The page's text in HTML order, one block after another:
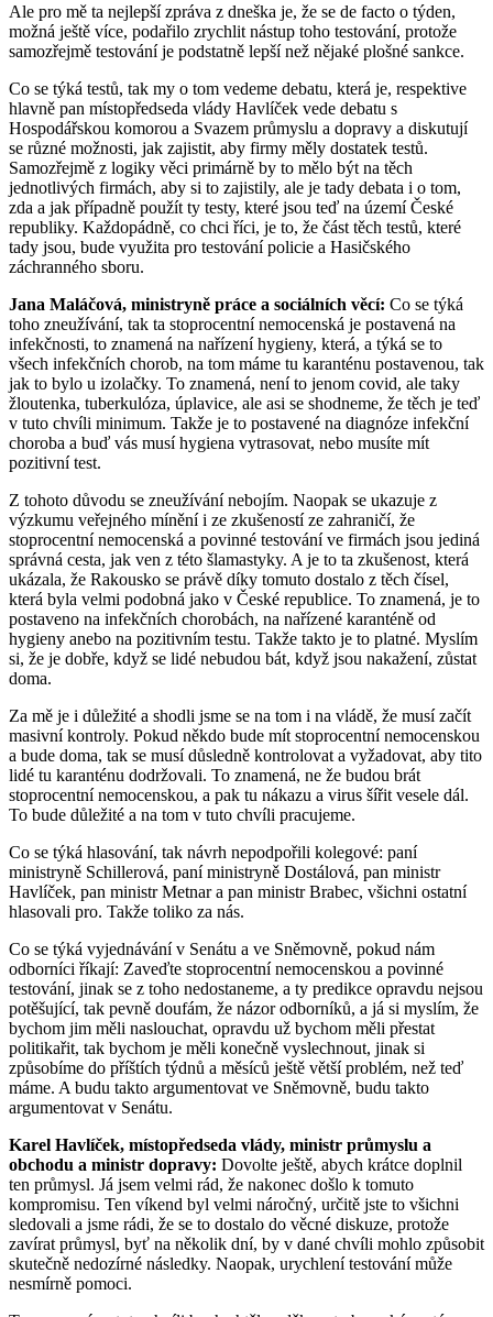
Ale pro mě ta nejlepší zpráva z dneška je, že se de facto o týden,
možná ještě více, podařilo zrychlit nástup toho testování, protože
samozřejmě testování je podstatně lepší než nějaké plošné sankce.
Co se týká testů, tak my o tom vedeme debatu, která je, respektive
hlavně pan místopředseda vlády Havlíček vede debatu s
Hospodářskou komorou a Svazem průmyslu a dopravy a diskutují
se různé možnosti, jak zajistit, aby firmy měly dostatek testů.
Samozřejmě z logiky věci primárně by to mělo být na těch
jednotlivých firmách, aby si to zajistily, ale je tady debata i o tom,
zda a jak případně použít ty testy, které jsou teď na území České
republiky. Každopádně, co chci říci, je to, že část těch testů, které
tady jsou, bude využita pro testování policie a Hasičského
záchranného sboru.
Jana Maláčová, ministryně práce a sociálních věcí: Co se týká
toho zneužívání, tak ta stoprocentní nemocenská je postavená na
infekčnosti, to znamená na nařízení hygieny, která, a týká se to
všech infekčních chorob, na tom máme tu karanténu postavenou, tak
jak to bylo u izolačky. To znamená, není to jenom covid, ale taky
žloutenka, tuberkulóza, úplavice, ale asi se shodneme, že těch je teď
v tuto chvíli minimum. Takže je to postavené na diagnóze infekční
choroba a buď vás musí hygiena vytrasovat, nebo musíte mít
pozitivní test.
Z tohoto důvodu se zneužívání nebojím. Naopak se ukazuje z
výzkumu veřejného mínění i ze zkušeností ze zahraničí, že
stoprocentní nemocenská a povinné testování ve firmách jsou jediná
správná cesta, jak ven z této šlamastyky. A je to ta zkušenost, která
ukázala, že Rakousko se právě díky tomuto dostalo z těch čísel,
která byla velmi podobná jako v České republice. To znamená, je to
postaveno na infekčních chorobách, na nařízené karanténě od
hygieny anebo na pozitivním testu. Takže takto je to platné. Myslím
si, že je dobře, když se lidé nebudou bát, když jsou nakažení, zůstat
doma.
Za mě je i důležité a shodli jsme se na tom i na vládě, že musí začít
masivní kontroly. Pokud někdo bude mít stoprocentní nemocenskou
a bude doma, tak se musí důsledně kontrolovat a vyžadovat, aby tito
lidé tu karanténu dodržovali. To znamená, ne že budou brát
stoprocentní nemocenskou, a pak tu nákazu a virus šířit vesele dál.
To bude důležité a na tom v tuto chvíli pracujeme.
Co se týká hlasování, tak návrh nepodpořili kolegové: paní
ministryně Schillerová, paní ministryně Dostálová, pan ministr
Havlíček, pan ministr Metnar a pan ministr Brabec, všichni ostatní
hlasovali pro. Takže toliko za nás.
Co se týká vyjednávání v Senátu a ve Sněmovně, pokud nám
odborníci říkají: Zaveďte stoprocentní nemocenskou a povinné
testování, jinak se z toho nedostaneme, a ty predikce opravdu nejsou
potěšující, tak pevně doufám, že názor odborníků, a já si myslím, že
bychom jim měli naslouchat, opravdu už bychom měli přestat
politikařit, tak bychom je měli konečně vyslechnout, jinak si
způsobíme do příštích týdnů a měsíců ještě větší problém, než teď
máme. A budu takto argumentovat ve Sněmovně, budu takto
argumentovat v Senátu.
Karel Havlíček, místopředseda vlády, ministr průmyslu a
obchodu a ministr dopravy: Dovolte ještě, abych krátce doplnil
ten průmysl. Já jsem velmi rád, že nakonec došlo k tomuto
kompromisu. Ten víkend byl velmi náročný, určitě jste to všichni
sledovali a jsme rádi, že se to dostalo do věcné diskuze, protože
zavírat průmysl, byť na několik dní, by v dané chvíli mohlo způsobit
skutečně nedozírné následky. Naopak, urychlení testování může
nesmírně pomoci.